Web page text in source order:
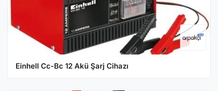
Einhell Cc-Bc 12 Akü Şarj Cihazı